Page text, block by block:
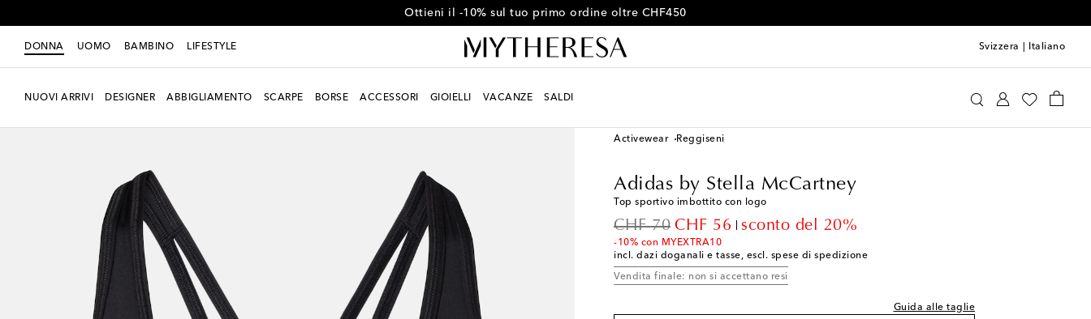
Ottieni il -10% sul tuo primo ordine oltre CHF450
DONNA UOMO BAMBINO LIFESTYLE Svizzera Italiano
NUOVI ARRIVI DESIGNER ABBIGLIAMENTO SCARPE BORSE ACCESSORI GIOIELLI VACANZE SALDI
Activewear
Reggiseni
Adidas by Stella McCartney
Top sportivo imbottito con logo
CHF 70
original price
CHF 56
discount pricesconto del 20%
-10% con MYEXTRA10
incl. dazi doganali e tasse, escl. spese di spedizione
Vendita finale: non si accettano resi
Guida alle taglie
Vestibilità conforme alla taglia indicata
S
M Aggiungi alla wishlist